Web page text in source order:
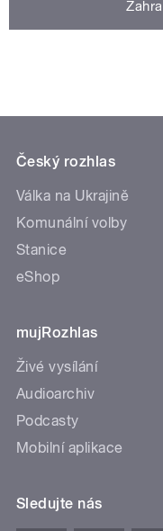
Český rozhlas
Válka na Ukrajině
Komunální volby
Stanice
eShop
mujRozhlas
Živé vysílání
Audioarchiv
Podcasty
Mobilní aplikace
Sledujte nás